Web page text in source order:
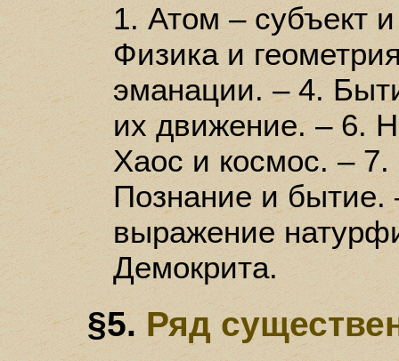
1. Атом – субъект
Физика и
эманации. – 4.
их движение. – 6.
Хаос и космос. –
Познание и бытие.
выражение
Демокрита.
§5. Ряд